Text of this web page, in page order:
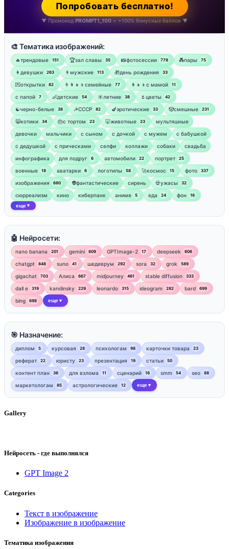
Попробовать бесплатно!
▼ Промокод PROMPT1_100 = +100% бонусных баллов ▼
🎨 Тематика изображений:
🔥трендовые 151 🏆зал славы 35 📸фотосессии 778 💑пары 75
👩девушки 263 👨мужские 113 🎁день рождения 33
💌открытки 82 👨‍👩‍👧‍👦семейные 77 👩‍👧‍👦с мамой 11
‍с папой 7 👶детские 54 ☀️летние 38 🌷цветы 42
☯︎черно-белые 38 ☭СССР 82 🍆эротические 33 🤡смешные 231
😸котики 34 🎂с тортом 23 🐷животные 23
мультяшные
девочки
мальчики с сыном с дочкой с мужем
с бабушкой
с дедушкой
с прическами селфи коллажи собаки
свадьба
инфографика
для подруг 6 автомобили 22 портрет 25
военные 18 аватарки 6 логотипы 58 🚀космос 15 фото 337
изображения 680 👽фантастические сирень 💀ужасы 32
сюрреализм кино киберпанк аниме 5 еда 24 фон 16
еще ▼
🤖 Нейросети:
nano banana 201 gemini 809 GPTImage-2 17 deepseek 606
chatgpt 848 suno 41 шедеврум 292 sora 32 grok 589
gigachat 703 Алиса 667 midjourney 461 stable diffusion 333
dall e 319 kandinsky 229 leonardo 315 ideogram 282 bard 699
bing 698 еще ▼
🎯 Назначение:
диплом 5 курсовая 28 психологам 98 карточки товара 23
реферат 22 юристу 23 презентация 19 статьи 50
контент план 36 для взлома 11 сценарий 16 smm 54 seo 88
маркетологам 85 астрологические 12 еще ▼
Gallery
Нейросеть - где выполнялся
GPT Image 2
Categories
Текст в изображение
Изображение в изображение
Тематика изображения